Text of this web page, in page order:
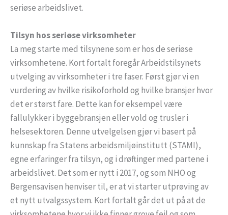
seriøse arbeidslivet.
Tilsyn hos seriøse virksomheter
La meg starte med tilsynene som er hos de seriøse
virksomhetene. Kort fortalt foregår Arbeidstilsynets
utvelging av virksomheter i tre faser. Først gjør vi en
vurdering av hvilke risikoforhold og hvilke bransjer hvor
det er størst fare. Dette kan for eksempel være
fallulykker i byggebransjen eller vold og trusler i
helsesektoren. Denne utvelgelsen gjør vi basert på
kunnskap fra Statens arbeidsmiljøinstitutt (STAMI),
egne erfaringer fra tilsyn, og i drøftinger med partene i
arbeidslivet. Det som er nytt i 2017, og som NHO og
Bergensavisen henviser til, er at vi starter utprøving av
et nytt utvalgssystem. Kort fortalt går det ut på at de